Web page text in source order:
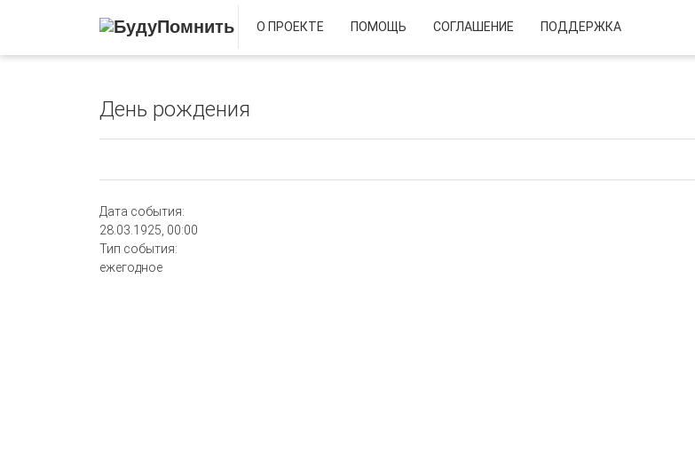
О ПРОЕКТЕ ПОМОЩЬ CОГЛАШЕНИЕ ПОДДЕРЖКА
День рождения
Дата события:
28.03.1925 00:00
Тип события:
ежегодное